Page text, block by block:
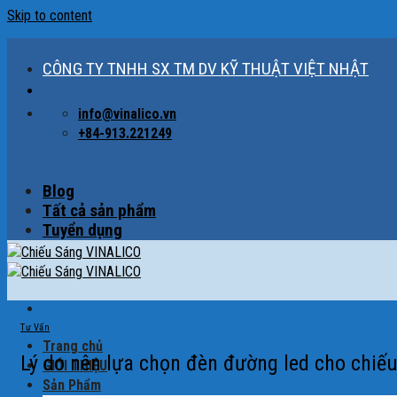
Skip to content
CÔNG TY TNHH SX TM DV KỸ THUẬT VIỆT NHẬT
info@vinalico.vn
+84-913.221249
Blog
Tất cả sản phẩm
Tuyển dụng
Trang chủ
GIỚI THIỆU
Sản Phẩm
Tư Vấn
Lý do nên lựa chọn đèn đường led cho